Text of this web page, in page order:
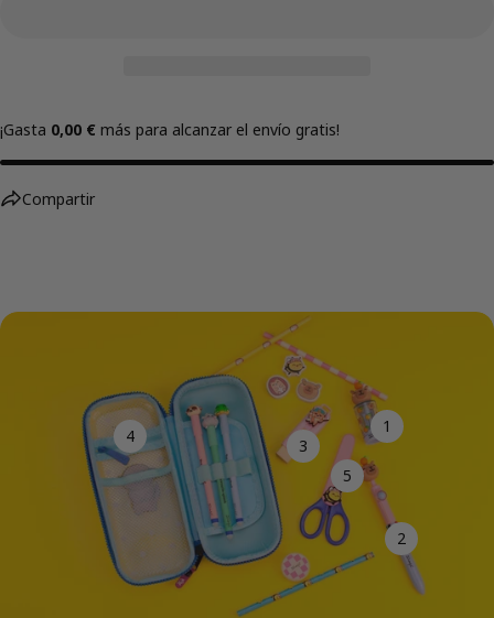
¡Gasta 0,00 € más para alcanzar el envío gratis!
Compartir
1
2
3
4
5